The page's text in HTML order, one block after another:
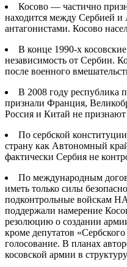
Косово — частично
находится между Сербией
антагонистами. Косово
В конце 1990-х
независимость от Сербии.
после военного
В 2008 году республика
признали Франция,
Россия и Китай не
По сербской
страну как Автономный
фактически Сербия не
По международным
иметь только силы
подконтрольные войскам
поддержали намерение
резолюцию о создании
кроме депутатов
голосование. В планах
косовской армии в